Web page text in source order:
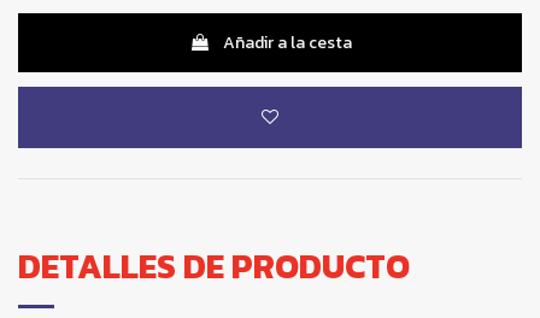
Añadir a la cesta
DETALLES DE PRODUCTO